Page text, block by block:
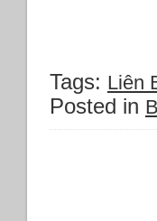
Tags: Liên
Posted in